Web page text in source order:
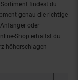
findest du
genau die richtige
oder
Shop erhältst du
höherschlagen